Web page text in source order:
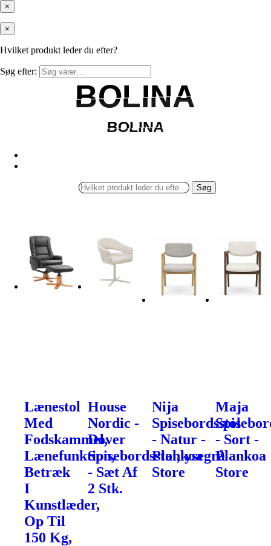
×
×
Hvilket produkt leder du efter?
Søg efter:
BOLINA
BOLINA
BOLINA
BOLINA
Søg
Lænestol
Med
Fodskammel,
Lænefunktion,
Betræk
I
Kunstlæder,
Op Til
150 Kg,
House
Nordic -
Dover
Spisebordsstol,lysegrå
- Sæt Af
2 Stk.
Nija
Spisebordsstol
- Natur -
Plankoa
Store
Maja
- Sort -
Plankoa
Store